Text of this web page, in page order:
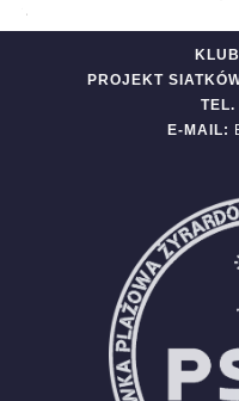
PROJEKT
TEL.
E-MAIL: